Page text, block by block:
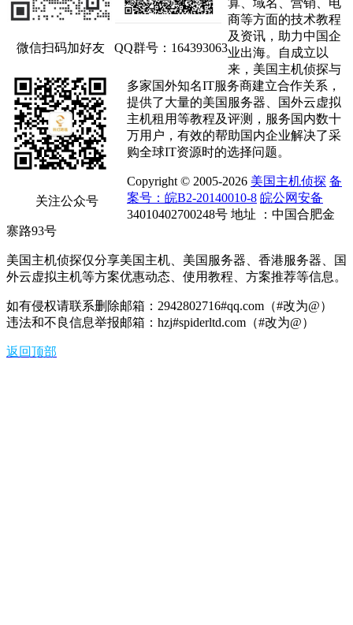
微信扫码加好友 QQ群号：164393063
关注公众号
商等方面的技术教程
及资讯，助力中国企
业出海。自成立以
来，美国主机侦探与
多家国外知名IT服务商建立合作关系，
提供了大量的美国服务器、国外云虚拟
主机租用等教程及评测，服务国内数十
万用户，有效的帮助国内企业解决了采
购全球IT资源时的选择问题。
Copyright © 2005-2026 美国主机侦探 备
案号：皖B2-20140010-8 皖公网安备
34010402700248号 地址 ：中国合肥金
寨路93号
美国主机侦探仅分享美国主机、美国服务器、香港服务器、国
外云虚拟主机等方案优惠动态、使用教程、方案推荐等信息。
如有侵权请联系删除邮箱：2942802716#qq.com（#改为@）
违法和不良信息举报邮箱：hzj#spiderltd.com（#改为@）
返回顶部